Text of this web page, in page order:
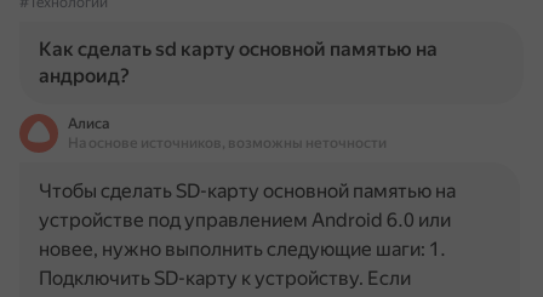
Как сделать sd карту основной памятью на
андроид?
Алиса
На основе источников, возможны неточности
Чтобы сделать SD-карту основной памятью на
устройстве под управлением Android 6.0 или
новее, нужно выполнить следующие шаги: 1.
Подключить SD-карту к устройству. Если